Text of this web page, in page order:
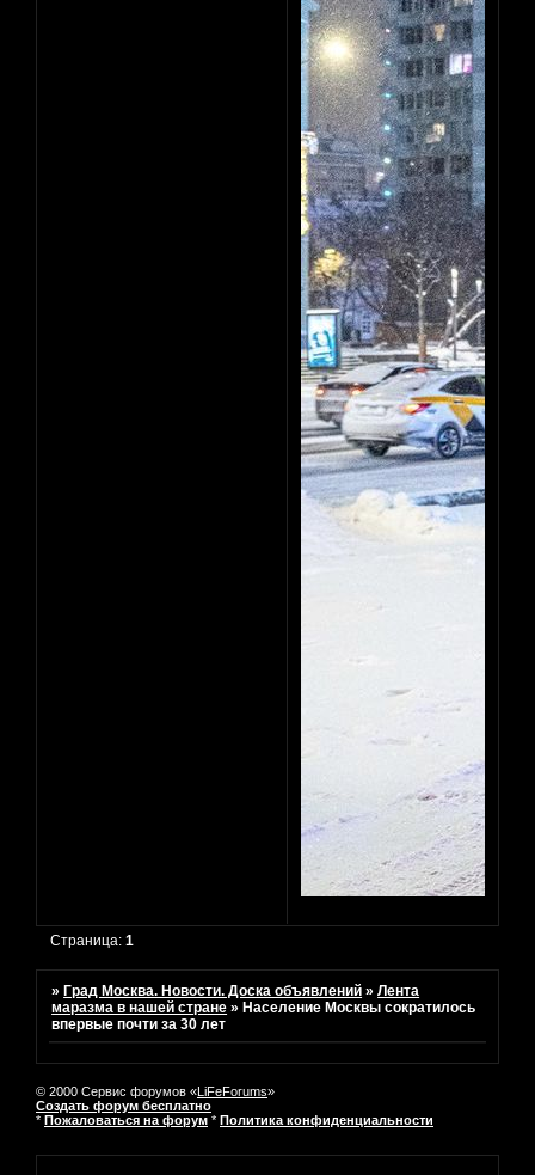
Страница:1
»Град Москва. Новости. Доска объявлений »Лента
маразма в нашей стране »Население Москвы сократилось
впервые почти за 30 лет
© 2000 Сервис форумов «LiFeForums»
Создать форум бесплатно
* Пожаловаться на форум * Политика конфиденциальности